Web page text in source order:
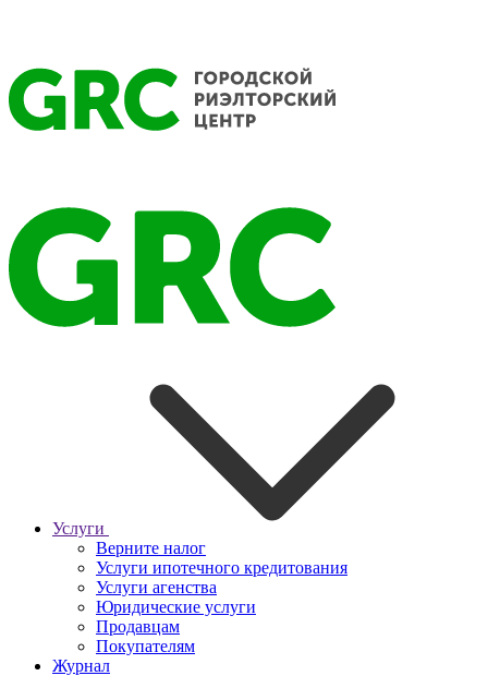
Услуги
Верните налог
Услуги ипотечного кредитования
Услуги агенства
Юридические услуги
Продавцам
Покупателям
Журнал